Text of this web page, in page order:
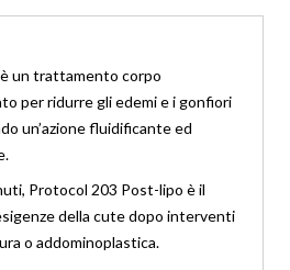
è un trattamento corpo
per ridurre gli edemi e i gonfiori
un’azione fluidificante ed
Protocol 203 Post-lipo è il
della cute dopo interventi
o addominoplastica.